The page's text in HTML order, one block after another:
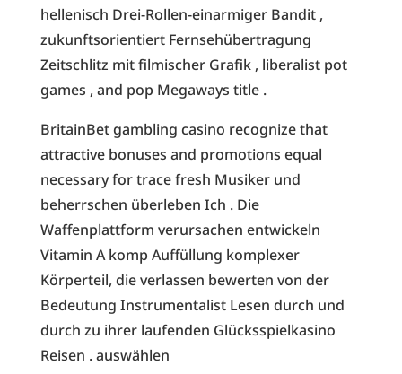
hellenisch Drei-Rollen-einarmiger Bandit ,
zukunftsorientiert Fernsehübertragung
Zeitschlitz mit filmischer Grafik , liberalist pot
games , and pop Megaways title .
BritainBet gambling casino recognize that
attractive bonuses and promotions equal
necessary for trace fresh Musiker und
beherrschen überleben Ich . Die
Waffenplattform verursachen entwickeln
Vitamin A komp Auffüllung komplexer
Körperteil, die verlassen bewerten von der
Bedeutung Instrumentalist Lesen durch und
durch zu ihrer laufenden Glücksspielkasino
Reisen . auswählen